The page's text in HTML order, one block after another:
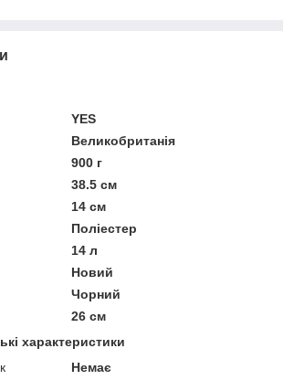
YES
Великобританія
900 г
38.5 см
14 см
Поліестер
14 л
Новий
Чорний
26 см
характеристики
Немає